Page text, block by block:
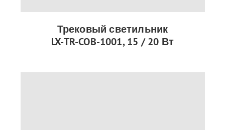
Трековый светильник
LX-TR-COB-1001, 15 / 20 Вт